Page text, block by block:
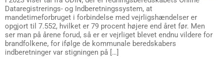
Dataregistrerings- og Indberetningssystem, at
mandetimeforbruget i forbindelse med vejrligshændelser er
opgjort til 7.552, hvilket er 79 procent højere end året før. Men
ser man på årene forud, så er er vejrliget blevet endnu vildere for
brandfolkene, for ifølge de kommunale beredskabers
indberetninger var stigningen på […]